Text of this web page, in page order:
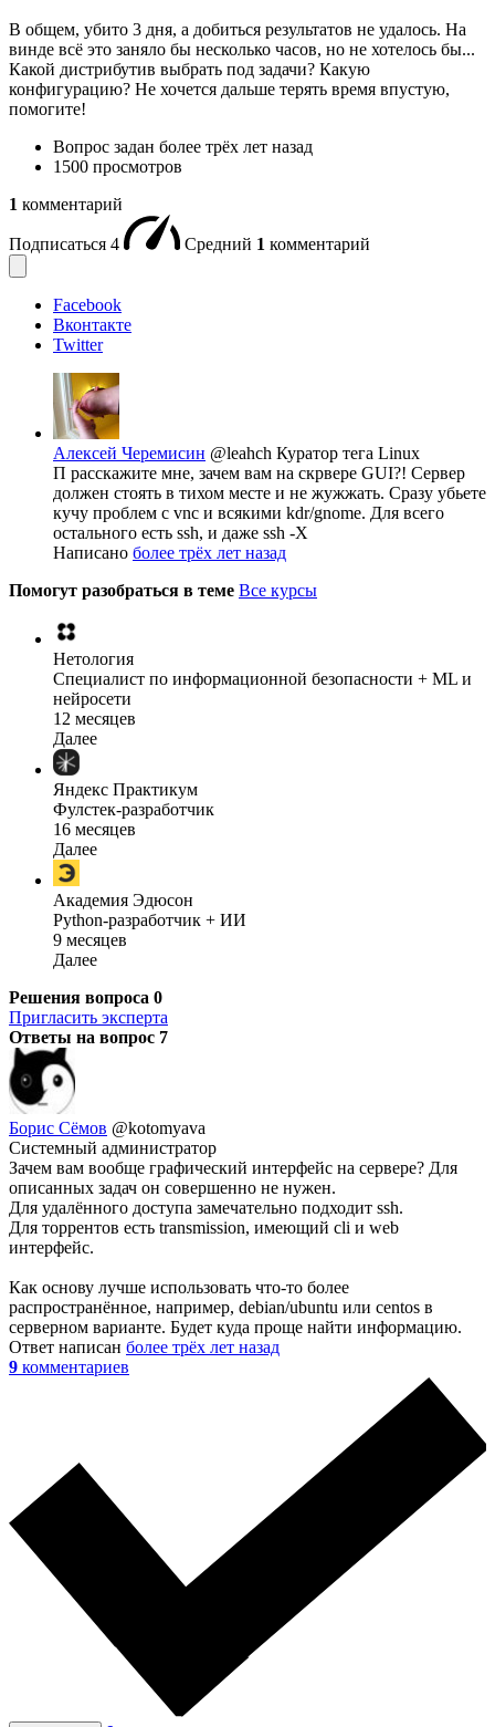
В общем, убито 3 дня, а добиться результатов не удалось. На
винде всё это заняло бы несколько часов, но не хотелось бы...
Какой дистрибутив выбрать под задачи? Какую
конфигурацию? Не хочется дальше терять время впустую,
помогите!
Вопрос задан более трёх лет назад
1500 просмотров
1 комментарий
Подписаться 4 Средний 1 комментарий
Facebook
Вконтакте
Twitter
Алексей Черемисин @leahch Куратор тега Linux
П расскажите мне, зачем вам на скрвере GUI?! Сервер
должен стоять в тихом месте и не жужжать. Сразу убьете
кучу проблем с vnc и всякими kdr/gnome. Для всего
остального есть ssh, и даже ssh -X
Написано более трёх лет назад
Помогут разобраться в теме Все курсы
Нетология
Специалист по информационной безопасности + ML и
нейросети
12 месяцев
Далее
Яндекс Практикум
Фулстек-разработчик
16 месяцев
Далее
Академия Эдюсон
Python-разработчик + ИИ
9 месяцев
Далее
Решения вопроса 0
Пригласить эксперта
Ответы на вопрос 7
Борис Сёмов @kotomyava
Системный администратор
Зачем вам вообще графический интерфейс на сервере? Для
описанных задач он совершенно не нужен.
Для удалённого доступа замечательно подходит ssh.
Для торрентов есть transmission, имеющий cli и web
интерфейс.
Как основу лучше использовать что-то более
распространённое, например, debian/ubuntu или centos в
серверном варианте. Будет куда проще найти информацию.
Ответ написан более трёх лет назад
9 комментариев